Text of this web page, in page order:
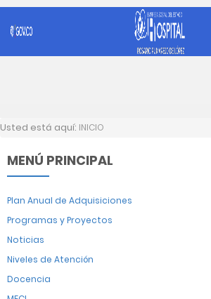
Usted está aquí: INICIO
MENÚ PRINCIPAL
Plan Anual de Adquisiciones
Programas y Proyectos
Noticias
Niveles de Atención
Docencia